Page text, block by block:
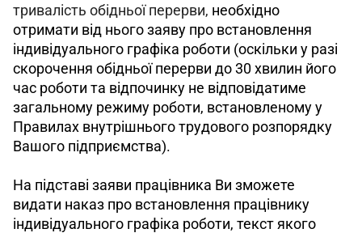
тривалість обідньої перерви, необхідно
отримати від нього заяву про встановлення
індивідуального графіка роботи (оскільки у разі
скорочення обідньої перерви до 30 хвилин його
час роботи та відпочинку не відповідатиме
загальному режиму роботи, встановленому у
Правилах внутрішнього трудового розпорядку
Вашого підприємства).
На підставі заяви працівника Ви зможете
видати наказ про встановлення працівнику
індивідуального графіка роботи, текст якого